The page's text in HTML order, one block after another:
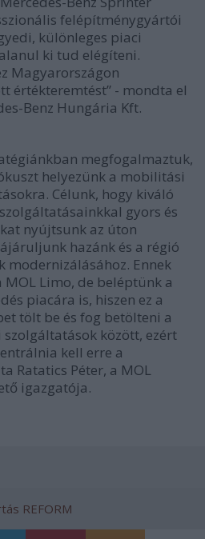
felépítménygyártói
különleges piaci
ki tud elégíteni.
Magyarországon
értékteremtést” - mondta el
Benz Hungária Kft.
megfogalmaztuk,
helyezünk a mobilitási
Célunk, hogy kiváló
gyors és
nyújtsunk az úton
hazánk és a régió
modernizálásához. Ennek
MOL Limo, de beléptünk a
piacára is, hiszen ez a
tölt be és fog betölteni a
között, ezért
kell erre a
Ratatics Péter, a MOL
igazgatója.
REFORM